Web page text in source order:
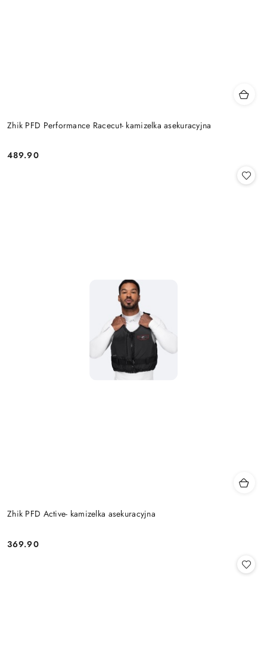
Zhik PFD Performance Racecut- kamizelka asekuracyjna
Cena:
489.90
Zhik PFD Active- kamizelka asekuracyjna
Cena:
369.90